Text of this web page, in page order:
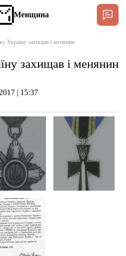
Менщина
Україну захищав і менянин
захищав і менянин
| 15:37